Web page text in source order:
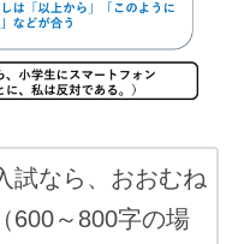
試なら、おおむね
600～800字の場